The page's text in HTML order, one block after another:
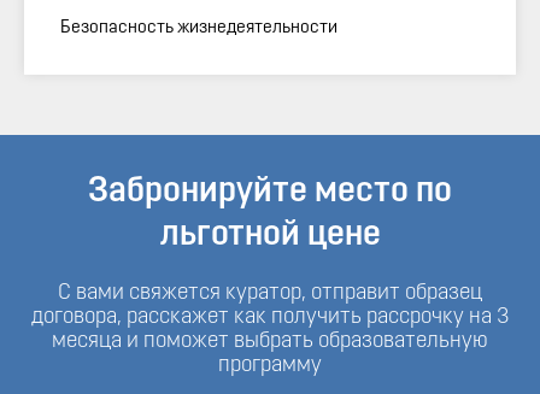
Безопасность жизнедеятельности
Забронируйте место по
льготной цене
С вами свяжется куратор, отправит образец
договора, расскажет как получить рассрочку на 3
месяца и поможет выбрать образовательную
программу